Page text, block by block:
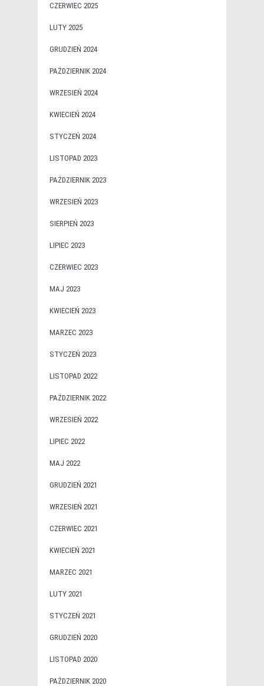
CZERWIEC 2025
LUTY 2025
GRUDZIEŃ 2024
PAŹDZIERNIK 2024
WRZESIEŃ 2024
KWIECIEŃ 2024
STYCZEŃ 2024
LISTOPAD 2023
PAŹDZIERNIK 2023
WRZESIEŃ 2023
SIERPIEŃ 2023
LIPIEC 2023
CZERWIEC 2023
MAJ 2023
KWIECIEŃ 2023
MARZEC 2023
STYCZEŃ 2023
LISTOPAD 2022
PAŹDZIERNIK 2022
WRZESIEŃ 2022
LIPIEC 2022
MAJ 2022
GRUDZIEŃ 2021
WRZESIEŃ 2021
CZERWIEC 2021
KWIECIEŃ 2021
MARZEC 2021
LUTY 2021
STYCZEŃ 2021
GRUDZIEŃ 2020
LISTOPAD 2020
PAŹDZIERNIK 2020